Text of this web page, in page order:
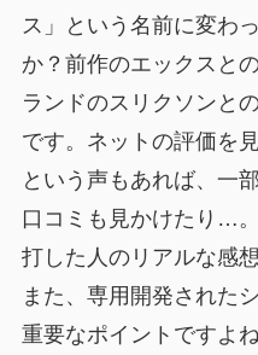
ス」という名前に変わ
か？前作のエックスと
ランドのスリクソンと
です。ネットの評価を
という声もあれば、一
口コミも見かけたり…
打した人のリアルな感
また、専用開発された
重要なポイントですよね